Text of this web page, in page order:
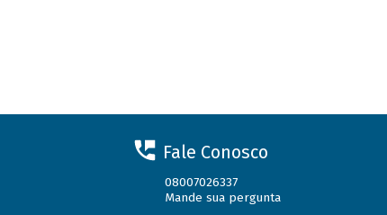
Fale Conosco
08007026337
Mande sua pergunta